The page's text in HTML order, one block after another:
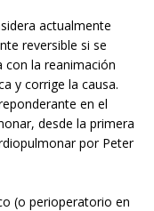
actualmente
reversible si se
con la reanimación
y corrige la causa.
en el
desde la primera
por Peter
(o perioperatorio en